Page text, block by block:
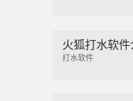
火狐打水软件
打水软件